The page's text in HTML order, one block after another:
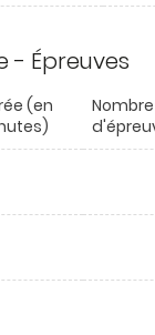
- Épreuves
(en
Nombre